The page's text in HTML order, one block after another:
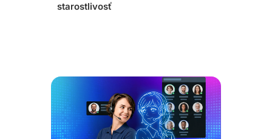
starostlivosť